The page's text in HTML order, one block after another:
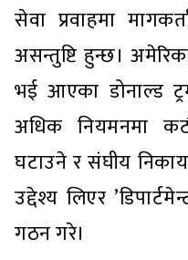
सेवा प्रवाहमा
असन्तुष्टि हुन्छ।
भई आएका डोनाल्ड
अधिक नियमनमा
घटाउने र संघीय
उद्देश्य लिएर
गठन गरे।